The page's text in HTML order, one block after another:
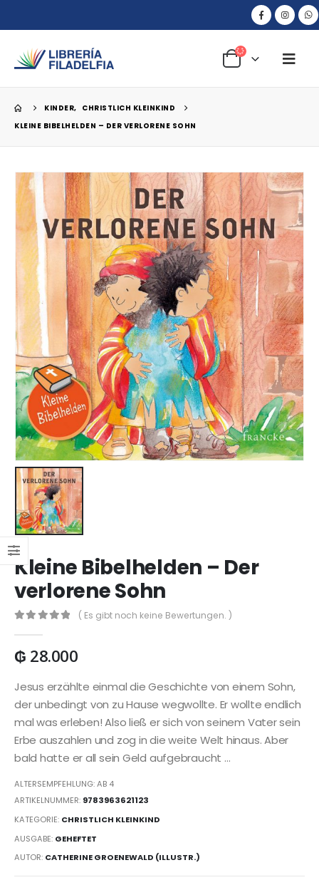
KINDER, CHRISTLICH KLEINKIND
KLEINE BIBELHELDEN – DER VERLORENE SOHN
Kleine Bibelhelden – Der
verlorene Sohn
( Es gibt noch keine Bewertungen. )
₲ 28.000
Jesus erzählte einmal die Geschichte von einem Sohn,
der unbedingt von zu Hause wegwollte. Er wollte endlich
mal was erleben! Also ließ er sich von seinem Vater sein
Erbe auszahlen und zog in die weite Welt hinaus. Aber
bald hatte er all sein Geld aufgebraucht …
ALTERSEMPFEHLUNG: AB 4
ARTIKELNUMMER: 9783963621123
KATEGORIE: CHRISTLICH KLEINKIND
AUSGABE: GEHEFTET
AUTOR: CATHERINE GROENEWALD (ILLUSTR.)